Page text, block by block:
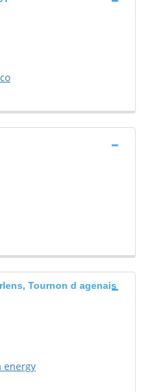
Tournon d agenais
energy